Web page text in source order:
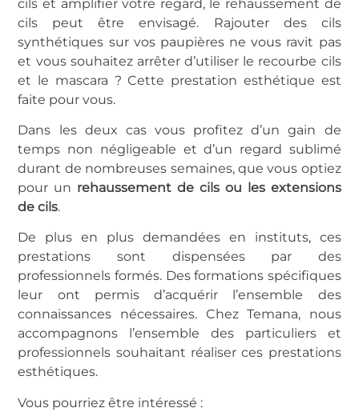
cils et amplifier votre regard, le rehaussement de
cils peut être envisagé. Rajouter des cils
synthétiques sur vos paupières ne vous ravit pas
et vous souhaitez arrêter d’utiliser le recourbe cils
et le mascara ? Cette prestation esthétique est
faite pour vous.
Dans les deux cas vous profitez d’un gain de
temps non négligeable et d’un regard sublimé
durant de nombreuses semaines, que vous optiez
pour un rehaussement de cils ou les extensions
de cils.
De plus en plus demandées en instituts, ces
prestations sont dispensées par des
professionnels formés. Des formations spécifiques
leur ont permis d’acquérir l’ensemble des
connaissances nécessaires. Chez Temana, nous
accompagnons l’ensemble des particuliers et
professionnels souhaitant réaliser ces prestations
esthétiques.
Vous pourriez être intéressé :